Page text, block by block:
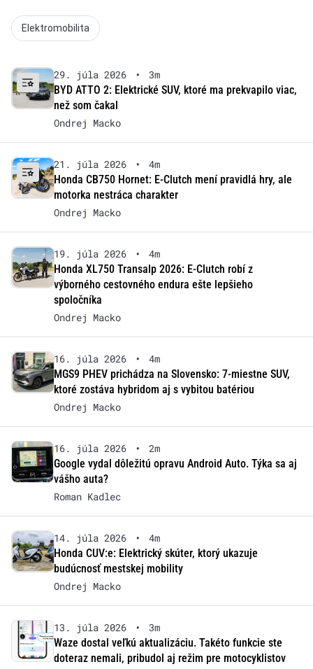
Elektromobilita
29. júla 2026 •
3m
BYD ATTO 2: Elektrické SUV, ktoré ma prekvapilo viac,
než som čakal
Ondrej Macko
21. júla 2026 •
4m
Honda CB750 Hornet: E-Clutch mení pravidlá hry, ale
motorka nestráca charakter
Ondrej Macko
19. júla 2026 •
4m
Honda XL750 Transalp 2026: E-Clutch robí z
výborného cestovného endura ešte lepšieho
spoločníka
Ondrej Macko
16. júla 2026 •
4m
MGS9 PHEV prichádza na Slovensko: 7-miestne SUV,
ktoré zostáva hybridom aj s vybitou batériou
Ondrej Macko
16. júla 2026 •
2m
Google vydal dôležitú opravu Android Auto. Týka sa aj
vášho auta?
Roman Kadlec
14. júla 2026 •
4m
Honda CUV:e: Elektrický skúter, ktorý ukazuje
budúcnosť mestskej mobility
Ondrej Macko
13. júla 2026 •
3m
Waze dostal veľkú aktualizáciu. Takéto funkcie ste
doteraz nemali, pribudol aj režim pre motocyklistov